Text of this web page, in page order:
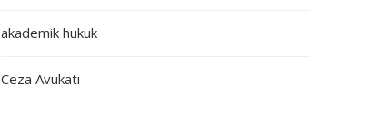
akademik hukuk
Ceza Avukatı